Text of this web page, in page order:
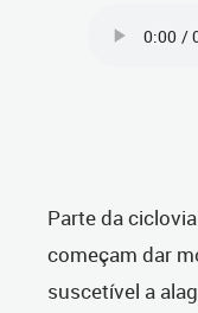
Parte da
começam dar
suscetível a